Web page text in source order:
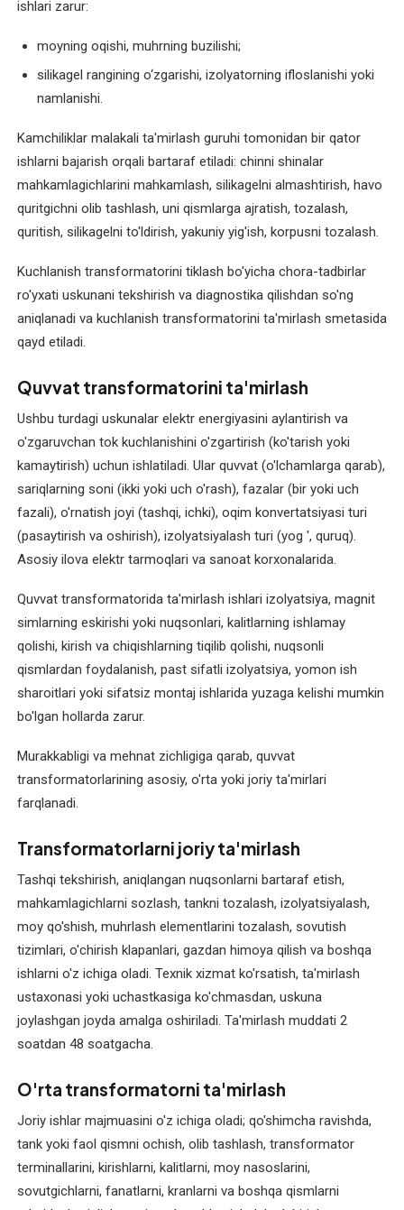
rotorini
qayta
o'rash
Elektromotor
statorini
qayta
o'rash
yakorini
qayta
o'rash
Elektromotorlarni
shoshilinch
ta'mirlash
Elektromotorlarning
joriy
ta'miri
Elektromotorlarning
kapital
ta'miri
ta'mirdan
keyingi
sinov
nasoslarini
Kollektorli
elektromotorlarni
qayta
o'rash
Komplekt
ehtiyot
qismlar
Kran
elektromotorlarini
ta'mirlash
Lift
ishlari zarur:
moyning oqishi, muhrning buzilishi;
silikagel rangining o‘zgarishi, izolyatorning ifloslanishi yoki
namlanishi.
Kamchiliklar malakali ta'mirlash guruhi tomonidan bir qator
ishlarni bajarish orqali bartaraf etiladi: chinni shinalar
mahkamlagichlarini mahkamlash, silikagelni almashtirish, havo
quritgichni olib tashlash, uni qismlarga ajratish, tozalash,
quritish, silikagelni to'ldirish, yakuniy yig'ish, korpusni tozalash.
Kuchlanish transformatorini tiklash bo'yicha chora-tadbirlar
ro'yxati uskunani tekshirish va diagnostika qilishdan so'ng
aniqlanadi va kuchlanish transformatorini ta'mirlash smetasida
qayd etiladi.
Quvvat transformatorini ta'mirlash
Ushbu turdagi uskunalar elektr energiyasini aylantirish va
o'zgaruvchan tok kuchlanishini o'zgartirish (ko'tarish yoki
kamaytirish) uchun ishlatiladi. Ular quvvat (o'lchamlarga qarab),
sariqlarning soni (ikki yoki uch o'rash), fazalar (bir yoki uch
fazali), o'rnatish joyi (tashqi, ichki), oqim konvertatsiyasi turi
(pasaytirish va oshirish), izolyatsiyalash turi (yog ', quruq).
Asosiy ilova elektr tarmoqlari va sanoat korxonalarida.
Quvvat transformatorida ta'mirlash ishlari izolyatsiya, magnit
simlarning eskirishi yoki nuqsonlari, kalitlarning ishlamay
qolishi, kirish va chiqishlarning tiqilib qolishi, nuqsonli
qismlardan foydalanish, past sifatli izolyatsiya, yomon ish
sharoitlari yoki sifatsiz montaj ishlarida yuzaga kelishi mumkin
bo'lgan hollarda zarur.
Murakkabligi va mehnat zichligiga qarab, quvvat
transformatorlarining asosiy, o'rta yoki joriy ta'mirlari
farqlanadi.
Transformatorlarni joriy ta'mirlash
Tashqi tekshirish, aniqlangan nuqsonlarni bartaraf etish,
mahkamlagichlarni sozlash, tankni tozalash, izolyatsiyalash,
moy qo'shish, muhrlash elementlarini tozalash, sovutish
tizimlari, o'chirish klapanlari, gazdan himoya qilish va boshqa
ishlarni o'z ichiga oladi. Texnik xizmat ko'rsatish, ta'mirlash
ustaxonasi yoki uchastkasiga ko'chmasdan, uskuna
joylashgan joyda amalga oshiriladi. Ta'mirlash muddati 2
soatdan 48 soatgacha.
O'rta transformatorni ta'mirlash
Joriy ishlar majmuasini o'z ichiga oladi; qo'shimcha ravishda,
tank yoki faol qismni ochish, olib tashlash, transformator
terminallarini, kirishlarni, kalitlarni, moy nasoslarini,
sovutgichlarni, fanatlarni, kranlarni va boshqa qismlarni